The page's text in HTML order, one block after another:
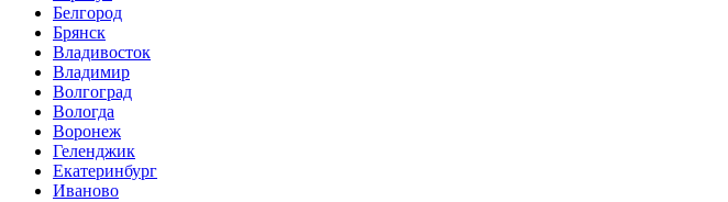
Белгород
Брянск
Владивосток
Владимир
Волгоград
Вологда
Воронеж
Геленджик
Екатеринбург
Иваново